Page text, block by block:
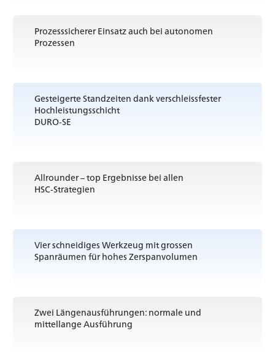
Prozesssicherer Einsatz auch bei autonomen
Prozessen
Gesteigerte Standzeiten dank verschleissfester
Hochleistungsschicht
DURO-SE
Allrounder – top Ergebnisse bei allen
HSC-Strategien
Vier schneidiges Werkzeug mit grossen
Spanräumen für hohes Zerspanvolumen
Zwei Längenausführungen: normale und
mittellange Ausführung